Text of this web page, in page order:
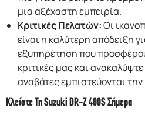
μια αξέχαστη εμπειρία.
Κριτικές Πελατών:Οι
είναι η καλύτερη απόδειξη
εξυπηρέτηση που
κριτικές μας και ανακαλύψτε
αναβάτες εμπιστεύονται
Κλείστε Τη Suzuki DR-Z 400S Σήμερα